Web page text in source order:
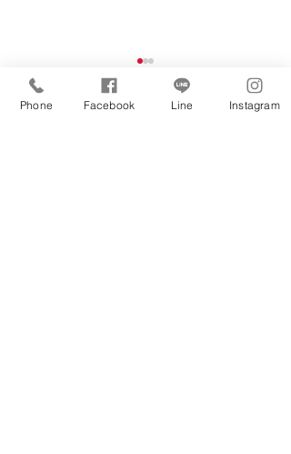
クリスマス特集！
毎年悩むクリスマスプレゼン
Phone Facebook Line Instagram